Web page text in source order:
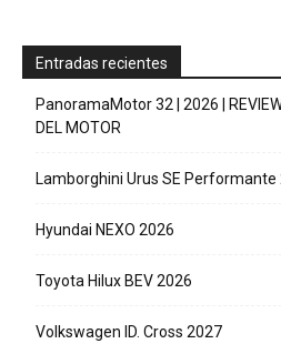
Entradas recientes
PanoramaMotor 32 | 2026 |
DEL MOTOR
Lamborghini Urus SE Performante
Hyundai NEXO 2026
Toyota Hilux BEV 2026
Volkswagen ID. Cross 2027